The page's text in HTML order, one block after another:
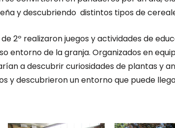
y descubriendo distintos tipos de
2º realizaron juegos y actividades de
entorno de la granja. Organizados en
a descubrir curiosidades de plantas y
y descubrieron un entorno que puede